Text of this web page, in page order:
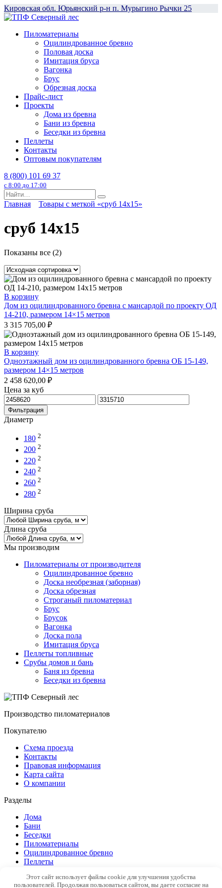
Перейти
к
Кировская обл. Юрьянский р-н п. Мурыгино Рычки 25
Пиломатериалы
Оцилиндрованное бревно
Половая доска
Имитация бруса
Вагонка
Брус
Обрезная доска
Прайс-лист
Проекты
Дома из бревна
Бани из бревна
Беседки из бревна
Пеллеты
Контакты
Оптовым покупателям
8 (800) 101 69 37
с 8:00 до 17:00
Search
for:
Главная Товары с меткой «сруб 14x15»
сруб 14x15
Показаны все (2)
В корзину
Дом из оцилиндрованного бревна с мансардой по проекту ОД
14-210, размером 14×15 метров
3 315 705,00 ₽
В корзину
Одноэтажный дом из оцилиндрованного бревна ОБ 15-149,
размером 14×15 метров
2 458 620,00 ₽
Цена за куб
Минимальная
цена
Максимальная
цена
Фильтрация
Диаметр
180 2
200 2
220 2
240 2
260 2
280 2
Ширина сруба
Длина сруба
Мы производим
Пиломатериалы от производителя
Оцилиндрованное бревно
Доска необрезная (заборная)
Доска обрезная
Строганый пиломатериал
Брус
Брусок
Вагонка
Доска пола
Имитация бруса
Пеллеты топливные
Срубы домов и бань
Баня из бревна
Беседки из бревна
Производство пиломатериалов
Покупателю
Схема проезда
Контакты
Правовая информация
Карта сайта
О компании
Разделы
Дома
Бани
Беседки
Пиломатериалы
Оцилиндрованное бревно
Пеллеты
© 2015 ТПФ Северный лесПолитика обработки
Этот сайт использует файлы cookie для улучшения удобства
пользователей. Продолжая пользоваться сайтом, вы даете согласие на